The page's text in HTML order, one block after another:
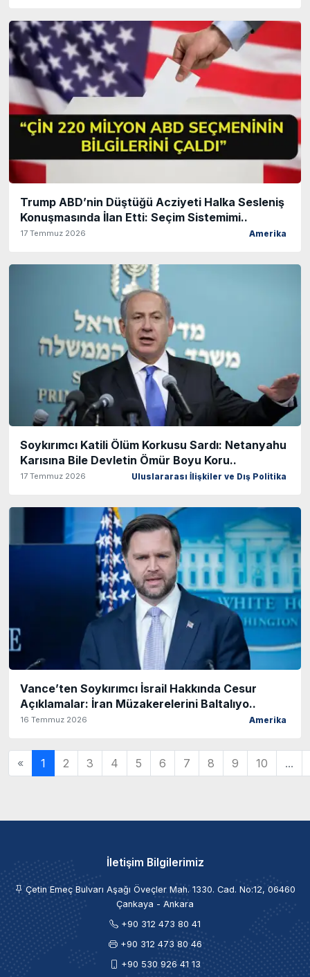
Trump ABD’nin Düştüğü Acziyeti Halka Sesleniş
Konuşmasında İlan Etti: Seçim Sistemimi..
17 Temmuz 2026 Amerika
Soykırımcı Katili Ölüm Korkusu Sardı: Netanyahu
Karısına Bile Devletin Ömür Boyu Koru..
17 Temmuz 2026 Uluslararası İlişkiler ve Dış Politika
Vance’ten Soykırımcı İsrail Hakkında Cesur
Açıklamalar: İran Müzakerelerini Baltalıyo..
16 Temmuz 2026 Amerika
« 1 2 3 4 5 6 7 8 9 10 ...
İletişim Bilgilerimiz
Çetin Emeç Bulvarı Aşağı Öveçler Mah. 1330. Cad. No:12, 06460
Çankaya - Ankara
+90 312 473 80 41
+90 312 473 80 46
+90 530 926 41 13